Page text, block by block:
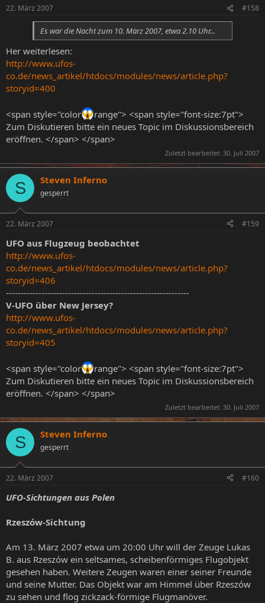
22. März 2007 #158
Es war die Nacht zum 10. März 2007, etwa 2.10 Uhr...
Her weiterlesen:
http://www.ufos-
co.de/news_artikel/htdocs/modules/news/article.php?
storyid=400
<span style="color
range"> <span style="font-size:7pt">
Zum Diskutieren bitte ein neues Topic im Diskussionsbereich
eröffnen. </span> </span>
Zuletzt bearbeitet: 30. Juli 2007
S Steven Inferno
gesperrt
22. März 2007 #159
UFO aus Flugzeug beobachtet
http://www.ufos-
co.de/news_artikel/htdocs/modules/news/article.php?
storyid=406
--------------------------------------------------------------
V-UFO über New Jersey?
http://www.ufos-
co.de/news_artikel/htdocs/modules/news/article.php?
storyid=405
<span style="color
range"> <span style="font-size:7pt">
Zum Diskutieren bitte ein neues Topic im Diskussionsbereich
eröffnen. </span> </span>
Zuletzt bearbeitet: 30. Juli 2007
S Steven Inferno
gesperrt
22. März 2007 #160
UFO-Sichtungen aus Polen
Rzeszów-Sichtung
Am 13. März 2007 etwa um 20:00 Uhr will der Zeuge Lukas
B. aus Rzeszów ein seltsames, scheibenförmiges Flugobjekt
gesehen haben. Weitere Zeugen waren einer seiner Freunde
und seine Mutter. Das Objekt war am Himmel über Rzeszów
zu sehen und flog zickzack-förmige Flugmanöver.